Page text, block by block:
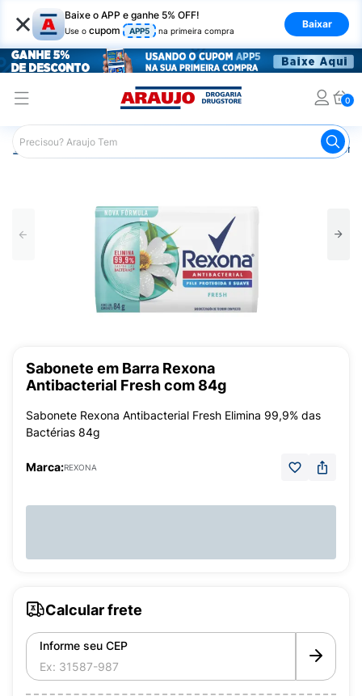
× Baixe o APP e ganhe 5% OFF!
Use o cupom APP5 na primeira compra
Baixar
0
Araujo Higiene Pessoal
Sabonete em Barra Rexona
Antibacterial Fresh com 84g
Sabonete Rexona Antibacterial Fresh Elimina 99,9% das
Bactérias 84g
Marca:REXONA
Calcular frete
Informe seu CEP